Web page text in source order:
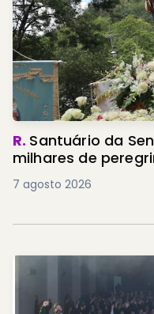
R. Santuário da
milhares de
7 agosto 2026